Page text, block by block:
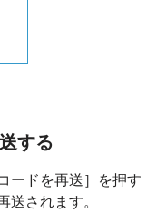
する
ードを再送］を押す
送されます。